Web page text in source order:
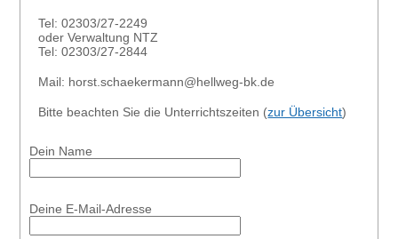
Tel: 02303/27-2249
oder Verwaltung NTZ
Tel: 02303/27-2844
Mail: horst.schaekermann@hellweg-bk.de
Bitte beachten Sie die Unterrichtszeiten (zur Übersicht)
Dein Name
Deine E-Mail-Adresse